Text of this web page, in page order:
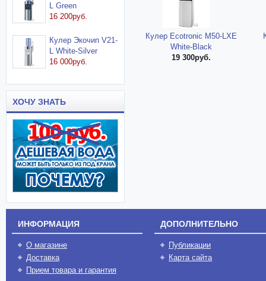
L Green
16 200руб.
Кулер Экочип V21-
L White-Silver
16 000руб.
ХОЧУ ЗНАТЬ
Кулер Ecotronic M50-LXE
White-Black
19 300руб.
ИНФОРМАЦИЯ
О магазине
Доставка
Прием товара и гарантия
ДОПОЛНИТЕЛЬНО
Публикации
Карта сайта